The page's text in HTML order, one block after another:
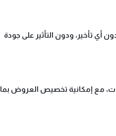
أي تأخير، ودون التأثير على جودة
مع إمكانية تخصيص العروض بما